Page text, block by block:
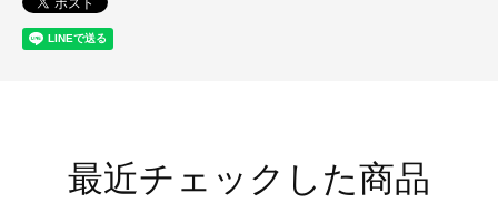
最近チェックした商品